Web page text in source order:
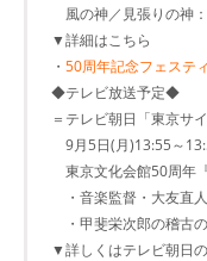
風の神／見張りの神
▼詳細はこちら
・ 50周年記念フェステ
◆テレビ放送予定◆
＝テレビ朝日「東京サ
9月5日(月)13:55～
東京文化会館50周年
・音楽監督・大友直
・甲斐栄次郎の稽古
▼詳しくはテレビ朝日